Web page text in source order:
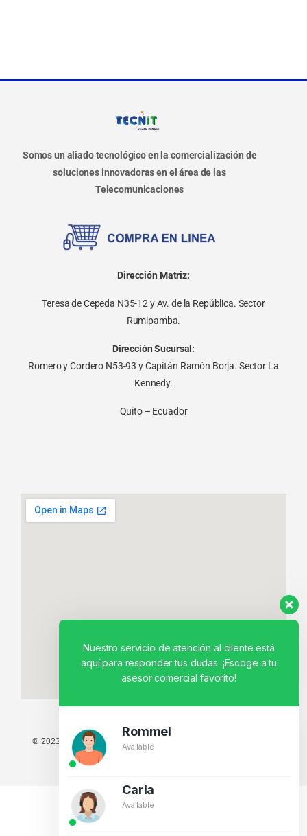
Somos un aliado tecnológico en la comercialización de
soluciones innovadoras en el área de las
Telecomunicaciones
Dirección Matriz:
Teresa de Cepeda N35-12 y Av. de la República. Sector
Rumipamba.
Dirección Sucursal:
Romero y Cordero N53-93 y Capitán Ramón Borja. Sector La
Kennedy.
Quito – Ecuador
© 2023 TODOS LOS DERECHOS RESERVADOS - TECNIT TU TIENDA
TECNOLÓGICA.
Nuestro servicio de atención al cliente está
aquí para responder tus dudas. ¡Escoge a tu
asesor comercial favorito!
Rommel
Available
Carla
Available